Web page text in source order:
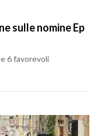
sulle nomine Ep
6 favorevoli